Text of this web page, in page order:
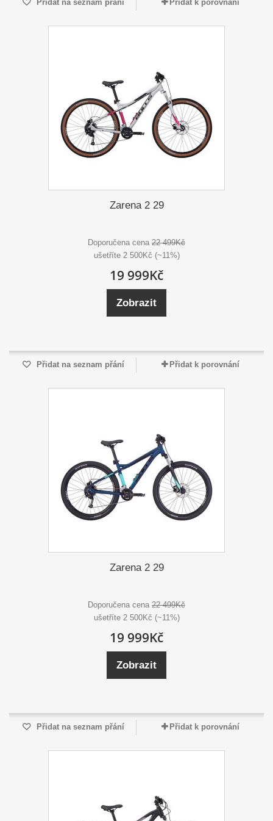
Přidat na seznam přání Přidat k porovnání
Zarena 2 29
Doporučena cena 22 499Kč
ušetříte 2 500Kč (~11%)
19 999Kč
Zobrazit
Přidat na seznam přání Přidat k porovnání
Zarena 2 29
Doporučena cena 22 499Kč
ušetříte 2 500Kč (~11%)
19 999Kč
Zobrazit
Přidat na seznam přání Přidat k porovnání